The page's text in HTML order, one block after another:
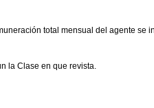
total mensual del agente se
la Clase en que revista.